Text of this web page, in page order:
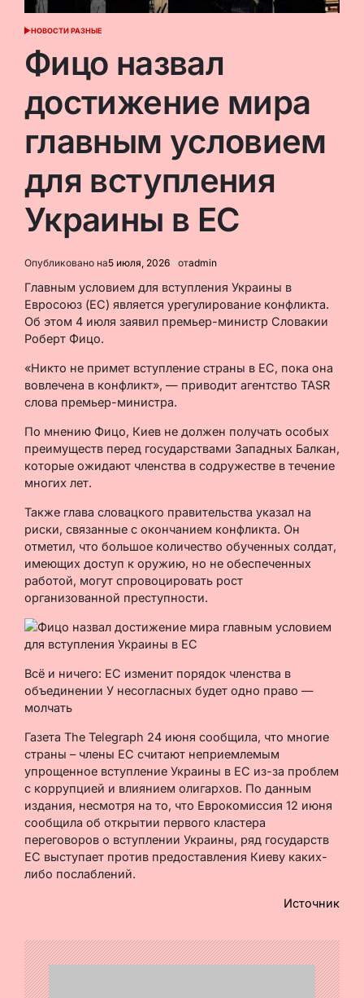
ОПУБЛИКОВАНО
НОВОСТИ РАЗНЫЕ
Фицо назвал
достижение мира
главным условием
для вступления
Украины в ЕС
Опубликовано на5 июля, 2026 отadmin
Главным условием для вступления Украины в
Евросоюз (ЕС) является урегулирование конфликта.
Об этом 4 июля заявил премьер-министр Словакии
Роберт Фицо.
«Никто не примет вступление страны в ЕС, пока она
вовлечена в конфликт», — приводит агентство TASR
слова премьер-министра.
По мнению Фицо, Киев не должен получать особых
преимуществ перед государствами Западных Балкан,
которые ожидают членства в содружестве в течение
многих лет.
Также глава словацкого правительства указал на
риски, связанные с окончанием конфликта. Он
отметил, что большое количество обученных солдат,
имеющих доступ к оружию, но не обеспеченных
работой, могут спровоцировать рост
организованной преступности.
Всё и ничего: ЕС изменит порядок членства в
объединении У несогласных будет одно право —
молчать
Газета The Telegraph 24 июня сообщила, что многие
страны – члены ЕС считают неприемлемым
упрощенное вступление Украины в ЕС из-за проблем
с коррупцией и влиянием олигархов. По данным
издания, несмотря на то, что Еврокомиссия 12 июня
сообщила об открытии первого кластера
переговоров о вступлении Украины, ряд государств
ЕС выступает против предоставления Киеву каких-
либо послаблений.
Источник